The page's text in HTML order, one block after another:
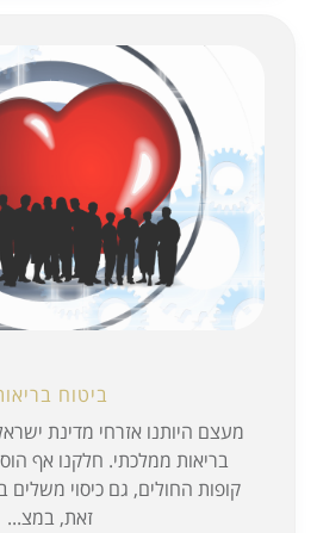
ביטוח
מעצם היותנו אזרחי מדינת
בריאות ממלכתי. חלקנו אף
קופות החולים, גם כיסוי
זאת, במצ...